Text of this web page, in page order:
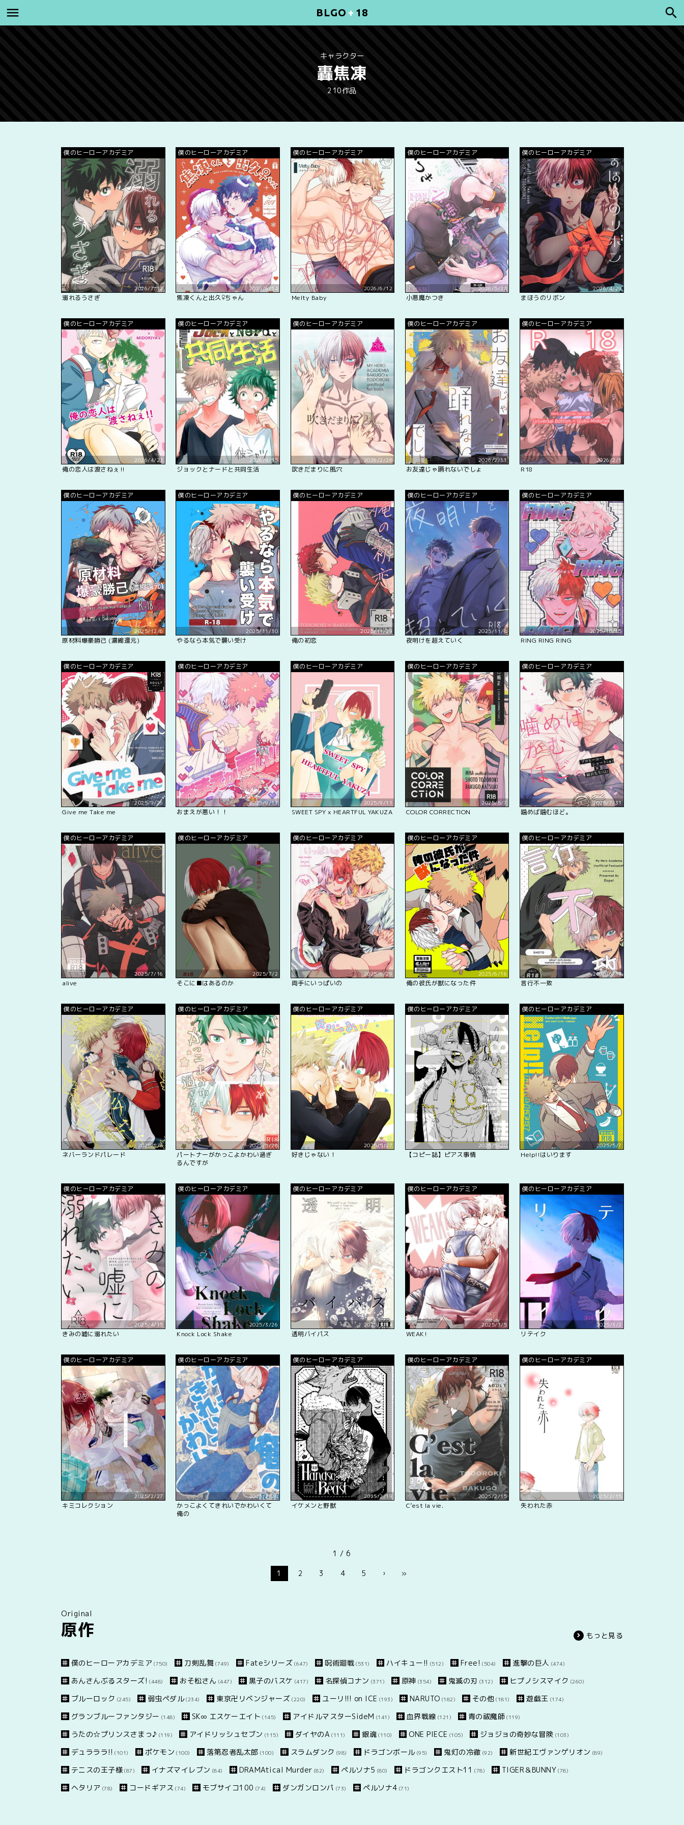
BLGO + 18
キャラクター
轟焦凍
210作品
僕のヒーローアカデミア
2026/7/12
溺れるうさぎ
僕のヒーローアカデミア
2026/6/14
焦凍くんと出久♀ちゃん
僕のヒーローアカデミア
2026/6/12
Melty Baby
僕のヒーローアカデミア
2026/5/24
小悪魔かつき
僕のヒーローアカデミア
2026/4/29
まほうのリボン
僕のヒーローアカデミア
2026/4/23
俺の恋人は渡さねぇ‼︎
僕のヒーローアカデミア
2026/4/15
ジョックとナードと共同生活
僕のヒーローアカデミア
2026/2/28
吹きだまりに風穴
僕のヒーローアカデミア
2026/2/11
お友達じゃ踊れないでしょ
僕のヒーローアカデミア
2026/2/1
R18
僕のヒーローアカデミア
2025/12/6
原材料爆豪勝己 (濃縮還元)
僕のヒーローアカデミア
2025/11/30
やるなら本気で襲い受け
僕のヒーローアカデミア
2025/11/29
俺の初恋
僕のヒーローアカデミア
2025/11/8
夜明けを超えていく
僕のヒーローアカデミア
2025/10/15
RING RING RING
僕のヒーローアカデミア
2025/9/26
Give me Take me
僕のヒーローアカデミア
2025/9/13
おまえが悪い！！
僕のヒーローアカデミア
2025/9/11
SWEET SPY x HEARTFUL YAKUZA
僕のヒーローアカデミア
2025/8/7
COLOR CORRECTION
僕のヒーローアカデミア
2025/7/31
噛めば噛むほど。
僕のヒーローアカデミア
2025/7/16
alive
僕のヒーローアカデミア
2025/7/2
そこに■はあるのか
僕のヒーローアカデミア
2025/6/29
両手にいっぱいの
僕のヒーローアカデミア
2025/6/16
俺の彼氏が獣になった件
僕のヒーローアカデミア
2025/6/13
言行不一致
僕のヒーローアカデミア
2025/6/8
ネバーランドパレード
僕のヒーローアカデミア
2025/5/28
パートナーがかっこよかわい過ぎ
るんですが
僕のヒーローアカデミア
2025/5/27
好きじゃない！
僕のヒーローアカデミア
2025/5/20
【コピー誌】ピアス事情
僕のヒーローアカデミア
2025/5/7
Help!!はいります
僕のヒーローアカデミア
2025/4/15
きみの嘘に溺れたい
僕のヒーローアカデミア
2025/3/26
Knock Lock Shake
僕のヒーローアカデミア
2025/3/14
透明バイパス
僕のヒーローアカデミア
2025/3/5
WEAK!
僕のヒーローアカデミア
2025/3/2
リテイク
僕のヒーローアカデミア
2025/2/27
キミコレクション
僕のヒーローアカデミア
2025/2/26
かっこよくてきれいでかわいくて
俺の
僕のヒーローアカデミア
2025/2/19
イケメンと野獣
僕のヒーローアカデミア
2025/2/15
C’est la vie.
僕のヒーローアカデミア
2025/2/15
失われた赤
1 / 6
1 2 3 4 5 › »
Original
原作 もっと見る
僕のヒーローアカデミア (750) 刀剣乱舞 (749) Fateシリーズ (647) 呪術廻戦 (531) ハイキュー!! (512) Free! (504) 進撃の巨人 (474)
あんさんぶるスターズ! (448) おそ松さん (447) 黒子のバスケ (417) 名探偵コナン (371) 原神 (354) 鬼滅の刃 (312) ヒプノシスマイク (260)
ブルーロック (245) 弱虫ペダル (234) 東京卍リベンジャーズ (220) ユーリ!!! on ICE (193) NARUTO (182) その他 (181) 遊戯王 (174)
グランブルーファンタジー (148) SK∞ エスケーエイト (145) アイドルマスターSideM (141) 血界戦線 (121) 青の祓魔師 (119)
うたの☆プリンスさまっ♪ (119) アイドリッシュセブン (115) ダイヤのA (111) 銀魂 (110) ONE PIECE (105) ジョジョの奇妙な冒険 (103)
デュラララ!! (101) ポケモン (100) 落第忍者乱太郎 (100) スラムダンク (98) ドラゴンボール (95) 鬼灯の冷徹 (92) 新世紀エヴァンゲリオン (89)
テニスの王子様 (87) イナズマイレブン (84) DRAMAtical Murder (82) ペルソナ5 (80) ドラゴンクエスト11 (78) TIGER＆BUNNY (78)
ヘタリア (78) コードギアス (74) モブサイコ100 (74) ダンガンロンパ (73) ペルソナ4 (71)